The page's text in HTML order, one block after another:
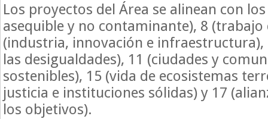
Los proyectos del Área se alinean con
asequible y no contaminante), 8 (trabajo
(industria, innovación e infraestructura),
las desigualdades), 11 (ciudades y
sostenibles), 15 (vida de ecosistemas
justicia e instituciones sólidas) y 17
los objetivos).